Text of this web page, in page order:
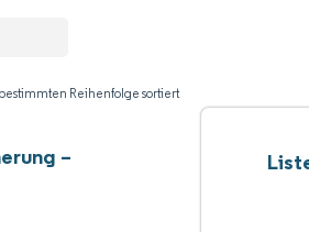
Reihenfolge sortiert
–